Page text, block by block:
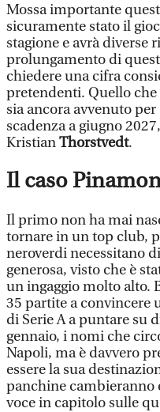
Mossa importante
sicuramente stato il
stagione e avrà diverse
prolungamento di
chiedere una cifra
pretendenti. Quello che
sia ancora avvenuto
scadenza a giugno
KristianThorstvedt.
Il caso
Il primo non ha mai
tornare in un top club,
neroverdi necessitano
generosa, visto che è
un ingaggio molto alto.
35 partite a convincere
di Serie A a puntare su
gennaio, i nomi che
Napoli, ma è davvero
essere la sua
panchine cambieranno
voce in capitolo sulle